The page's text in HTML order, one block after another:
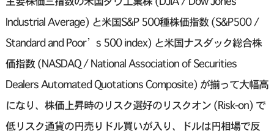
Industrial Average) と米国S&P 500種株価指数 (S&P500 /
Standard and Poor’s 500 index) と米国ナスダック総合株
価指数 (NASDAQ / National Association of Securities
Dealers Automated Quotations Composite) が揃って大幅高
になり、株価上昇時のリスク選好のリスクオン (Risk-on) で
低リスク通貨の円売りドル買いが入り、ドルは円相場で反